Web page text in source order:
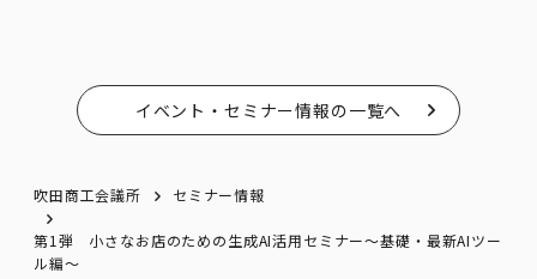
イベント・セミナー情報の一覧へ
吹田商工会議所 セミナー情報
第1弾 小さなお店のための生成AI活用セミナー～基礎・最新AIツー
ル編～